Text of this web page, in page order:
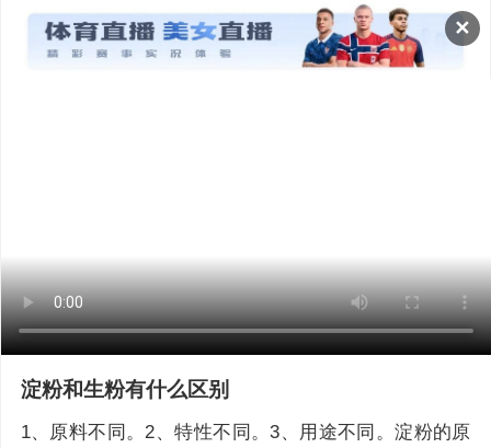
✕
淀粉和生粉有什么区别
1、原料不同。2、特性不同。3、用途不同。淀粉的原